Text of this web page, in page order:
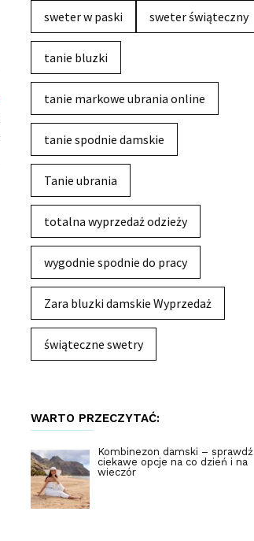
sweter w paski sweter świąteczny
tanie bluzki
tanie markowe ubrania online
tanie spodnie damskie
Tanie ubrania
totalna wyprzedaż odzieży
wygodnie spodnie do pracy
Zara bluzki damskie Wyprzedaż
świąteczne swetry
WARTO PRZECZYTAĆ:
Kombinezon damski – sprawdź
ciekawe opcje na co dzień i na
wieczór